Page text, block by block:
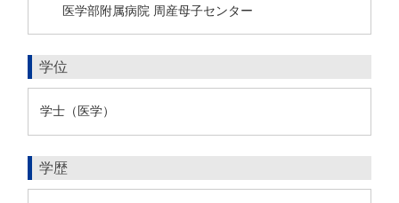
医学部附属病院 周産母子センター
学位
学士（医学）
学歴